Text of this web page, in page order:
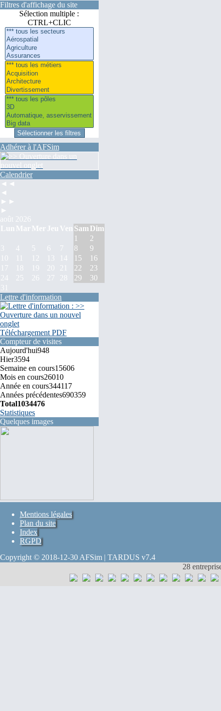
Filtres d'affichage du site
Sélection multiple :
CTRL+CLIC
Adhérer à l'AFSim
Calendrier
◄◄
◄
►►
►
août 2026
Lun Mar Mer Jeu Ven Sam Dim
1
2
3
4 5 6 7 8
9
10
11 12 13 14 15
16
17
18 19 20 21 22
23
24
25 26 27 28 29
30
31
Lettre d'information
Téléchargement PDF
Compteur de visites
Aujourd'hui948
Hier3594
Semaine en cours15606
Mois en cours26010
Année en cours344117
Années précédentes690359
Total1034476
Statistiques
Quelques images
Mentions légales
Plan du site
Index
RGPD
Copyright © 2018-12-30 AFSim | TARDUS v7.4
28